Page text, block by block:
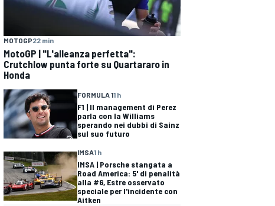
MOTOGP22 min
MotoGP | "L'alleanza perfetta":
Crutchlow punta forte su Quartararo in
Honda
FORMULA 11 h
F1 | Il management di Perez
parla con la Williams
sperando nei dubbi di Sainz
sul suo futuro
IMSA1 h
IMSA | Porsche stangata a
Road America: 5' di penalità
alla #6, Estre osservato
speciale per l'incidente con
Aitken